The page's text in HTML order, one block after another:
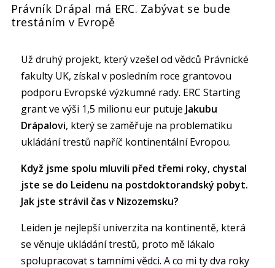
Právník Drápal má ERC. Zabývat se bude
trestáním v Evropě
Už druhý projekt, který vzešel od vědců Právnické
fakulty UK, získal v posledním roce grantovou
podporu Evropské výzkumné rady. ERC Starting
grant ve výši 1,5 milionu eur putuje Jakubu
Drápalovi, který se zaměřuje na problematiku
ukládání trestů napříč kontinentální Evropou.
Když jsme spolu mluvili před třemi roky, chystal
jste se do Leidenu na postdoktorandský pobyt.
Jak jste strávil čas v Nizozemsku?
Leiden je nejlepší univerzita na kontinentě, která
se věnuje ukládání trestů, proto mě lákalo
spolupracovat s tamními vědci. A co mi ty dva roky